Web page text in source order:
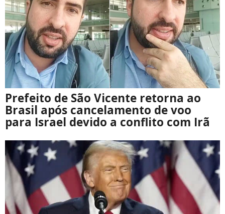
Prefeito de São Vicente retorna ao
Brasil após cancelamento de voo
para Israel devido a conflito com Irã